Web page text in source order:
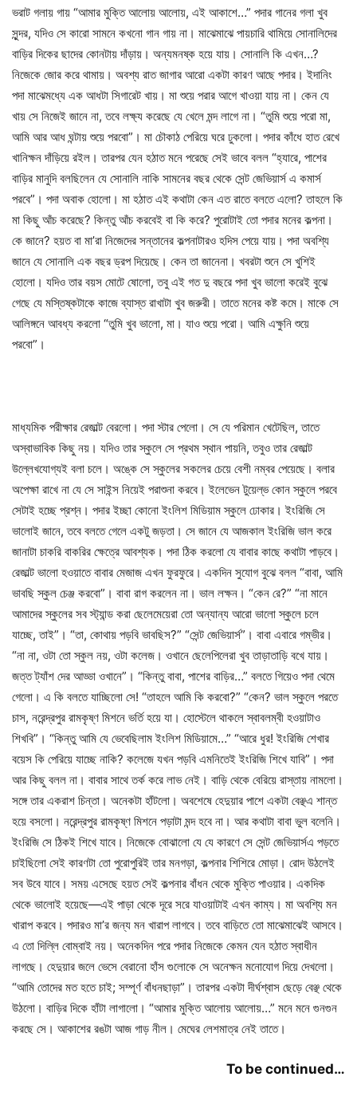
ভরাট গলায় গায় “আমার মুক্তি আলোয় আলোয়, এই আকাশে…” পদার গানের গলা খুব
সুন্দর, যদিও সে কারো সামনে কখনো গান গায় না। মাঝেমাঝে পায়চারি থামিয়ে সোনালিদের
বাড়ির দিকের ছাদের কোনটায় দাঁড়ায়। অন্যমনষ্ক হয়ে যায়। সোনালি কি এখন…?
নিজেকে জোর করে থামায়। অবশ্য রাত জাগার আরো একটা কারণ আছে পদার। ইদানিং
পদা মাঝেমধ্যে এক আধটা সিগারেট খায়। মা শুয়ে পরার আগে খাওয়া যায় না। কেন যে
খায় সে নিজেই জানে না, তবে লক্ষ্য করেছে যে খেলে মন্দ লাগে না। “তুমি শুয়ে পরো মা,
আমি আর আধ ঘন্টায় শুয়ে পরবো”। মা চৌকাঠ পেরিয়ে ঘরে ঢুকলো। পদার কাঁধে হাত রেখে
খানিক্ষন দাঁড়িয়ে রইল। তারপর যেন হঠাত মনে পরেছে সেই ভাবে বলল “হ্যারে, পাশের
বাড়ির মানুদি বলছিলেন যে সোনালি নাকি সামনের বছর থেকে সেন্ট জেভিয়ার্স এ কমার্স
পরবে”। পদা অবাক হোলো। মা হঠাত এই কথাটা কেন এত রাতে বলতে এলো? তাহলে কি
মা কিছু আঁচ করেছে? কিন্তু আঁচ করবেই বা কি করে? পুরোটাই তো পদার মনের কল্পনা।
কে জানে? হয়ত বা মা’রা নিজেদের সন্তানের কল্পনাটারও হদিস পেয়ে যায়। পদা অবশ্যি
জানে যে সোনালি এক বছর ড্রপ দিয়েছে। কেন তা জানেনা। খবরটা শুনে সে খুশিই
হোলো। যদিও তার বয়স মোটে ষোলো, তবু এই গত দু বছরে পদা খুব ভালো করেই বুঝে
গেছে যে মস্তিষ্কটাকে কাজে ব্যাস্ত রাখাটা খুব জরুরী। তাতে মনের কষ্ট কমে। মাকে সে
আলিঙ্গনে আবধ্য করলো “তুমি খুব ভালো, মা। যাও শুয়ে পরো। আমি এক্ষুনি শুয়ে
পরবো”।
মাধ্যমিক পরীক্ষার রেজাল্ট বেরলো। পদা স্টার পেলো। সে যে পরিমান খেটেছিল, তাতে
অস্বাভাবিক কিছু নয়। যদিও তার স্কুলে সে প্রথম স্থান পায়নি, তবুও তার রেজাল্ট
উল্লেখযোগ্যই বলা চলে। অঙ্কে সে স্কুলের সকলের চেয়ে বেশী নম্বর পেয়েছে। বলার
অপেক্ষা রাখে না যে সে সাইন্স নিয়েই পরাশুনা করবে। ইলেভেন টুয়েল্ভ কোন স্কুলে পরবে
সেটাই হচ্ছে প্রশ্ন। পদার ইচ্ছা কোনো ইংলিশ মিডিয়াম স্কুলে ঢোকার। ইংরিজি সে
ভালোই জানে, তবে বলতে গেলে একটু জড়তা। সে জানে যে আজকাল ইংরিজি ভাল করে
জানাটা চাকরি বাকরির ক্ষেত্রে আবশ্যক। পদা ঠিক করলো যে বাবার কাছে কথাটা পাড়বে।
রেজাল্ট ভালো হওয়াতে বাবার মেজাজ এখন ফুরফুরে। একদিন সুযোগ বুঝে বলল “বাবা, আমি
ভাবছি স্কুল চেঞ্জ করবো”। বাবা রাগ করলেন না। ভাল লক্ষন। “কেন রে?” “না মানে
আমাদের স্কুলের সব স্ট্যান্ড করা ছেলেমেয়েরা তো অন্যান্য আরো ভালো স্কুলে চলে
যাচ্ছে, তাই”। “তা, কোথায় পড়বি ভাবছিস?” “সেন্ট জেভিয়ার্স”। বাবা এবারে গম্ভীর।
“না না, ওটা তো স্কুল নয়, ওটা কলেজ। ওখানে ছেলেপিলেরা খুব তাড়াতাড়ি বখে যায়।
জত্ত ট্যাঁশ দের আড্ডা ওখানে”। “কিন্তু বাবা, পাশের বাড়ির…” বলতে গিয়েও পদা থেমে
গেলো। এ কি বলতে যাচ্ছিলো সে! “তাহলে আমি কি করবো?” “কেন? ভাল স্কুলে পরতে
চাস, নরেন্দ্রপুর রামকৃষ্ণ মিশনে ভর্তি হয়ে যা। হোস্টেলে থাকলে স্বাবলম্বী হওয়াটাও
শিখবি”। “কিন্তু আমি যে ভেবেছিলাম ইংলিশ মিডিয়ামে…” “আরে ধুর! ইংরিজি শেখার
বয়েস কি পেরিয়ে যাচ্ছে নাকি? কলেজে যখন পড়বি এমনিতেই ইংরিজি শিখে যাবি”। পদা
আর কিছু বলল না। বাবার সাথে তর্ক করে লাভ নেই। বাড়ি থেকে বেরিয়ে রাস্তায় নামলো।
সঙ্গে তার একরাশ চিন্তা। অনেকটা হাঁটলো। অবশেষে হেদুয়ার পাশে একটা বেঞ্ছএ শান্ত
হয়ে বসলো। নরেন্দ্রপুর রামকৃষ্ণ মিশনে পড়াটা মন্দ হবে না। আর কথাটা বাবা ভুল বলেনি।
ইংরিজি সে ঠিকই শিখে যাবে। নিজেকে বোঝালো যে যে কারণে সে সেন্ট জেভিয়ার্সএ পড়তে
চাইছিলো সেই কারণটা তো পুরোপুরিই তার মনগড়া, কল্পনার শিশিরে মোড়া। রোদ উঠলেই
সব উবে যাবে। সময় এসেছে হয়ত সেই কল্পনার বাঁধন থেকে মুক্তি পাওয়ার। একদিক
থেকে ভালোই হয়েছে—এই পাড়া থেকে দূরে সরে যাওয়াটাই এখন কাম্য। মা অবশ্যি মন
খারাপ করবে। পদারও মা’র জন্য মন খারাপ লাগবে। তবে বাড়িতে তো মাঝেমাঝেই আসবে।
এ তো দিল্লি বোম্বাই নয়। অনেকদিন পরে পদার নিজেকে কেমন যেন হঠাত স্বাধীন
লাগছে। হেদুয়ার জলে ভেসে বেরানো হাঁস গুলোকে সে অনেক্ষন মনোযোগ দিয়ে দেখলো।
“আমি তোদের মত হতে চাই; সম্পূর্ণ বাঁধনছাড়া”। তারপর একটা দীর্ঘশ্বাস ছেড়ে বেঞ্ছ থেকে
উঠলো। বাড়ির দিকে হাঁটা লাগালো। “আমার মুক্তি আলোয় আলোয়…” মনে মনে গুনগুন
করছে সে। আকাশের রঙটা আজ গাড় নীল। মেঘের লেশমাত্র নেই তাতে।
To be continued…